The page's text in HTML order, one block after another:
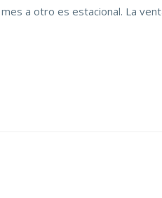
a otro es estacional. La